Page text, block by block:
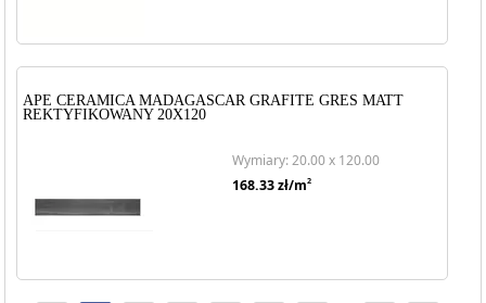
APE CERAMICA MADAGASCAR GRAFITE GRES MATT
REKTYFIKOWANY 20X120
Wymiary: 20.00 x 120.00
168.33zł/m2